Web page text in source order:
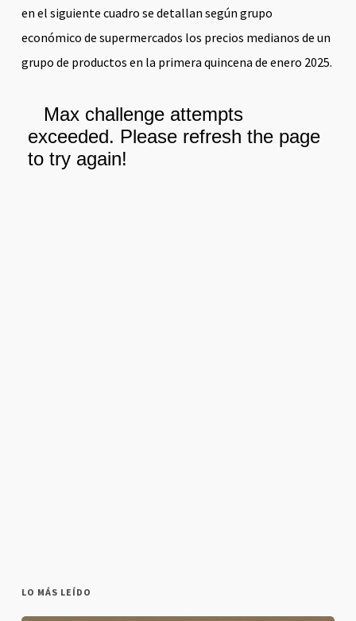
en el siguiente cuadro se detallan según grupo
económico de supermercados los precios medianos de un
grupo de productos en la primera quincena de enero 2025.
LO MÁS LEÍDO